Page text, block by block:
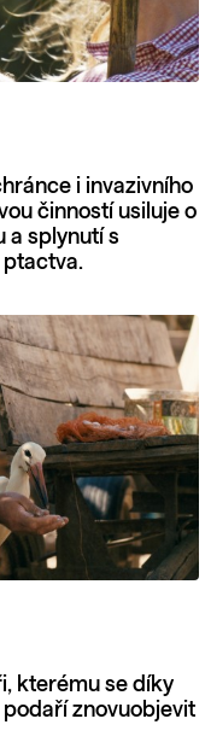
i invazivního
činností usiluje o
a splynutí s
ptactva.
kterému se díky
znovuobjevit